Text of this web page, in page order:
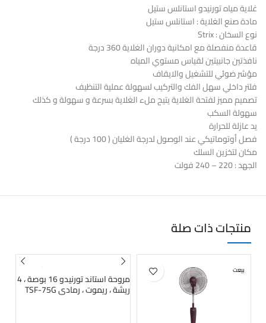
غلاية مياه تورنيدو استانلس ستيل
مادة صنع الغلاية : استانلس ستيل
نوع السخان : Strix
قاعدة منفصلة مع امكانية دوران الغلاية 360 درجة
نافذتين جانبيتين لقياس مستوي المياه
مؤشر ضوئي للتشغيل والايقاف
فلتر داخلي سهل الفك والتركيب لسهولة عملية التنظيف
تصميم مميز لفتحة الغلاية يتيح ملء الغلاية بسرعة و سهولة و كذلك
سهولة السكب
يد عازلة للحرارة
فصل أوتوماتيكي عند الوصول لدرجة الغليان ( 100 درجة )
مكان لتخزين السلك
الجهد : 220 – 240 فولت
منتجات ذات صلة
بيعت
مروحة استاند تورنيدو 16 بوصة ، 4
ريشة ، ريموت ، رمادي TSF-75G